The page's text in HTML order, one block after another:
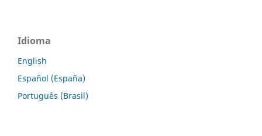
Idioma
English
Español (España)
Português (Brasil)